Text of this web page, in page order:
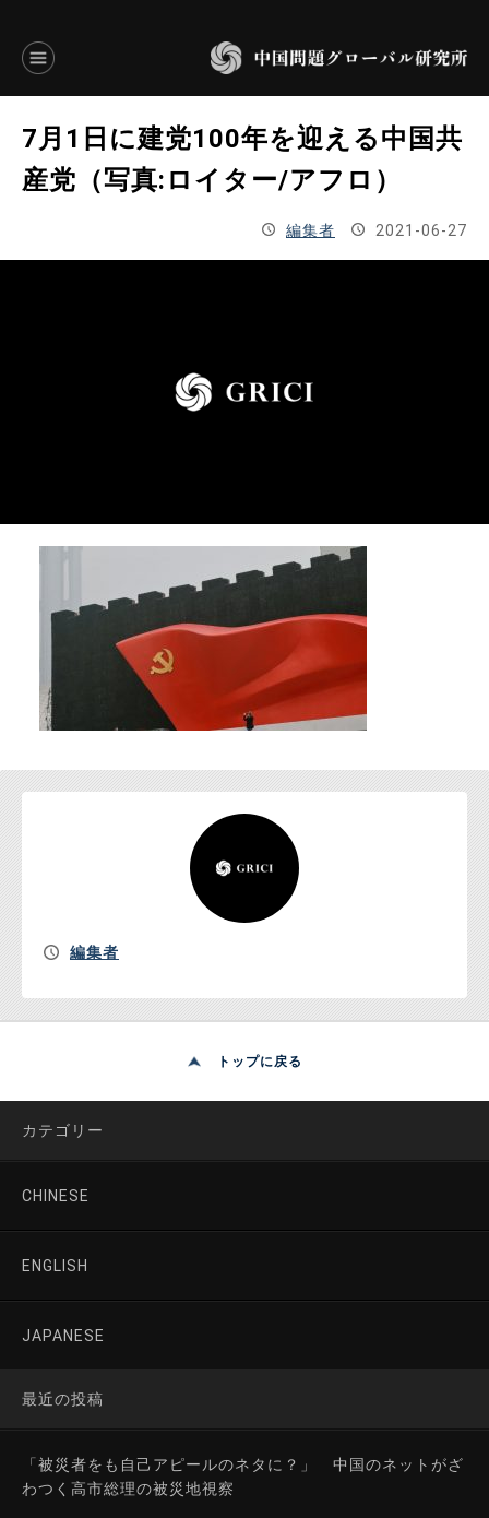
言語別アーカイブ
ENGLISH
お問い合わせ
7月1日に建党100年を迎える中国共
産党（写真:ロイター/アフロ）
編集者 2021-06-27
編集者
トップに戻る
カテゴリー
CHINESE
ENGLISH
JAPANESE
最近の投稿
「被災者をも自己アピールのネタに？」 中国のネットがざ
わつく高市総理の被災地視察